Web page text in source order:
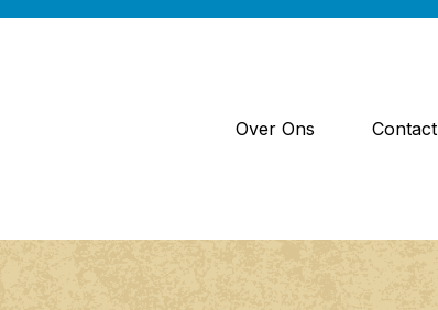
Over Ons Contact